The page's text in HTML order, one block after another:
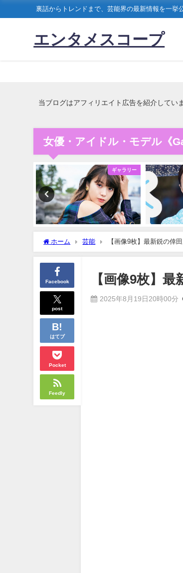
裏話からトレンドまで、芸能界の最新情報を一挙
エンタメスコープ
当ブログはアフィリエイト広告を紹介してい
女優・アイドル・モデル《
ギャラリー
ホーム 芸能 【画像9枚】最新鋭の倖
Facebook
post
はてブ
Pocket
Feedly
【画像9枚】
2025年8月19日20時00分